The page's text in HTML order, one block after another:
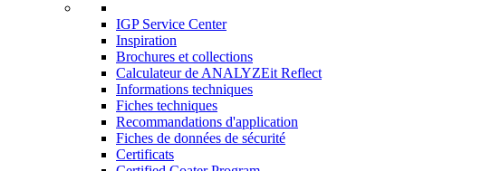
IGP Service Center
Inspiration
Brochures et collections
Calculateur de ANALYZEit Reflect
Informations techniques
Fiches techniques
Recommandations d'application
Fiches de données de sécurité
Certificats